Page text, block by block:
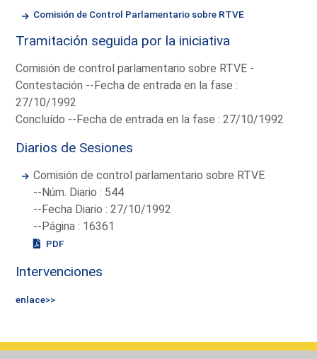
Comisión de Control Parlamentario sobre RTVE
Tramitación seguida por la iniciativa
Comisión de control parlamentario sobre RTVE -
Contestación --Fecha de entrada en la fase :
27/10/1992
Concluído --Fecha de entrada en la fase : 27/10/1992
Diarios de Sesiones
Comisión de control parlamentario sobre RTVE
--Núm. Diario : 544
--Fecha Diario : 27/10/1992
--Página : 16361
PDF
Intervenciones
enlace>>